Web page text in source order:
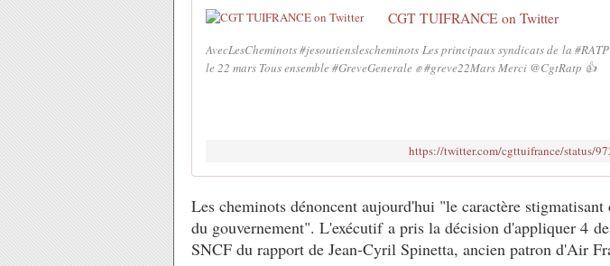
CGT TUIFRANCE on Twitter
AvecLesCheminots #jesoutienslescheminots Les principaux syndicats de la
le 22 mars Tous ensemble #GreveGenerale ✊️ #greve22Mars Merci @CgtRatp 👍
https://twitter.com/cgttuifrance/status/
Les cheminots dénoncent aujourd'hui "le caractère stigmatisant
du gouvernement". L'exécutif a pris la décision d'appliquer 4
SNCF du rapport de Jean-Cyril Spinetta, ancien patron d'Air